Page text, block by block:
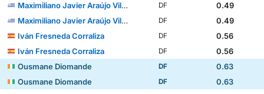
Maximiliano Javier Araújo Vilches
DF
0.49
Maximiliano Javier Araújo Vilches
DF
0.49
Iván Fresneda Corraliza
DF
0.56
Iván Fresneda Corraliza
DF
0.56
Ousmane Diomande
DF
0.63
Ousmane Diomande
DF
0.63